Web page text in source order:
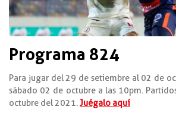
Programa 824
Para jugar del 29 de setiembre al 02 de
sábado 02 de octubre a las 10pm.
octubre del 2021. Juégalo aquí